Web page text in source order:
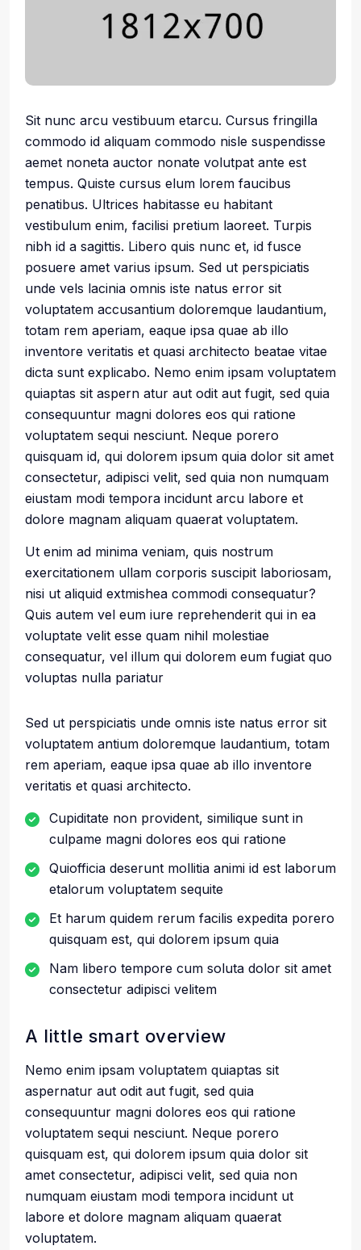
Sit nunc arcu vestibuum etarcu. Cursus fringilla
commodo id aliquam commodo nisle suspendisse
aemet noneta auctor nonate volutpat ante est
tempus. Quiste cursus elum lorem faucibus
penatibus. Ultrices habitasse eu habitant
vestibulum enim, facilisi pretium laoreet. Turpis
nibh id a sagittis. Libero quis nunc et, id fusce
posuere amet varius ipsum. Sed ut perspiciatis
unde vels lacinia omnis iste natus error sit
voluptatem accusantium doloremque laudantium,
totam rem aperiam, eaque ipsa quae ab illo
inventore veritatis et quasi architecto beatae vitae
dicta sunt explicabo. Nemo enim ipsam voluptatem
quiaptas sit aspern atur aut odit aut fugit, sed quia
consequuntur magni dolores eos qui ratione
voluptatem sequi nesciunt. Neque porero
quisquam id, qui dolorem ipsum quia dolor sit amet
consectetur, adipisci velit, sed quia non numquam
eiustam modi tempora incidunt arcu labore et
dolore magnam aliquam quaerat voluptatem.
Ut enim ad minima veniam, quis nostrum
exercitationem ullam corporis suscipit laboriosam,
nisi ut aliquid extmishea commodi consequatur?
Quis autem vel eum iure reprehenderit qui in ea
voluptate velit esse quam nihil molestiae
consequatur, vel illum qui dolorem eum fugiat quo
voluptas nulla pariatur
Sed ut perspiciatis unde omnis iste natus error sit
voluptatem antium doloremque laudantium, totam
rem aperiam, eaque ipsa quae ab illo inventore
veritatis et quasi architecto.
Cupiditate non provident, similique sunt in
culpame magni dolores eos qui ratione
Quiofficia deserunt mollitia animi id est laborum
etalorum voluptatem sequite
Et harum quidem rerum facilis expedita porero
quisquam est, qui dolorem ipsum quia
Nam libero tempore cum soluta dolor sit amet
consectetur adipisci velitem
A little smart overview
Nemo enim ipsam voluptatem quiaptas sit
aspernatur aut odit aut fugit, sed quia
consequuntur magni dolores eos qui ratione
voluptatem sequi nesciunt. Neque porero
quisquam est, qui dolorem ipsum quia dolor sit
amet consectetur, adipisci velit, sed quia non
numquam eiustam modi tempora incidunt ut
labore et dolore magnam aliquam quaerat
voluptatem.